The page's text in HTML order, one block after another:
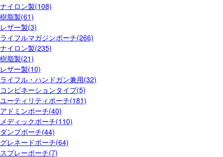
ナイロン製(108)
樹脂製(61)
レザー製(3)
ライフルマガジンポーチ(266)
ナイロン製(235)
樹脂製(21)
レザー製(10)
ライフル・ハンドガン兼用(32)
コンビネーションタイプ(5)
ユーティリティポーチ(181)
アドミンポーチ(40)
メディックポーチ(110)
ダンプポーチ(44)
グレネードポーチ(64)
スプレーポーチ(7)